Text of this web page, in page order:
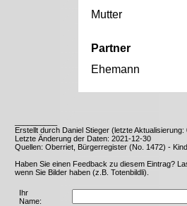
Mutter
Partner
Ehemann
Erstellt durch Daniel Stieger (letzte Aktualisierung:
Letzte Änderung der Daten: 2021-12-30
Quellen: Oberriet, Bürgerregister (No. 1472) - Kind
Haben Sie einen Feedback zu diesem Eintrag?
wenn Sie Bilder haben (z.B. Totenbildli).
Ihr
Name: